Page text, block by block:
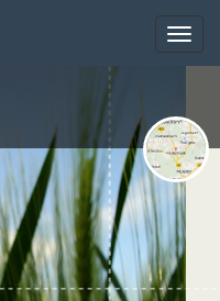
Toggle
Toggle